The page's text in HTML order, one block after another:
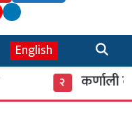
English
कर्णाली